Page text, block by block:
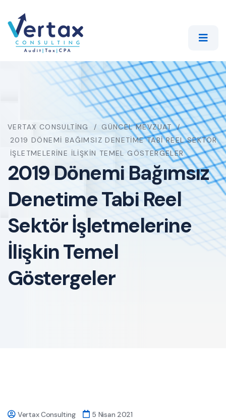
VERTAX CONSULTING
GÜNCEL MEVZUAT
2019 DÖNEMI BAĞIMSIZ DENETIME TABI REEL SEKTÖR
İŞLETMELERINE İLIŞKIN TEMEL GÖSTERGELER
2019 Dönemi Bağımsız
Denetime Tabi Reel
Sektör İşletmelerine
İlişkin Temel
Göstergeler
Vertax Consulting 5 Nisan 2021